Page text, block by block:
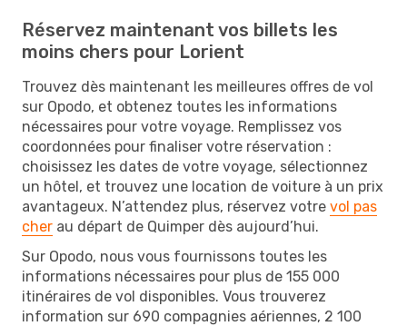
Réservez maintenant vos billets les
moins chers pour Lorient
Trouvez dès maintenant les meilleures offres de vol
sur Opodo, et obtenez toutes les informations
nécessaires pour votre voyage. Remplissez vos
coordonnées pour finaliser votre réservation :
choisissez les dates de votre voyage, sélectionnez
un hôtel, et trouvez une location de voiture à un prix
avantageux. N’attendez plus, réservez votre vol pas
cher au départ de Quimper dès aujourd’hui.
Sur Opodo, nous vous fournissons toutes les
informations nécessaires pour plus de 155 000
itinéraires de vol disponibles. Vous trouverez
information sur 690 compagnies aériennes, 2 100